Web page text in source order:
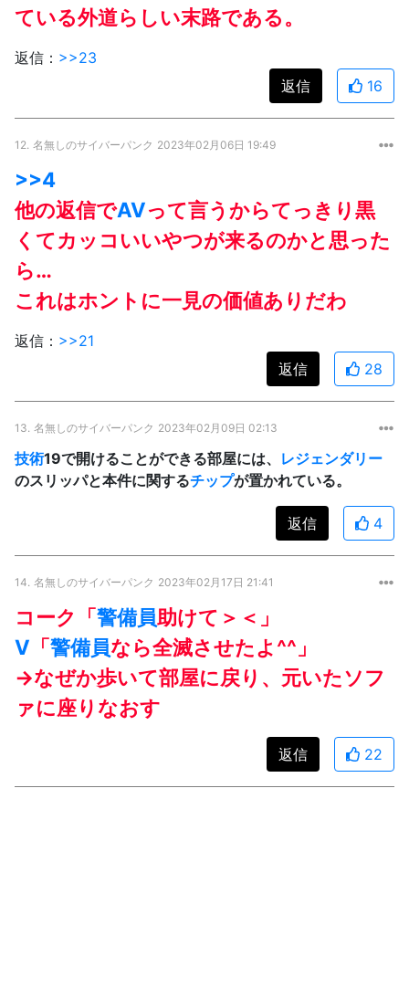
ている外道らしい末路である。
返信： >>23
返信
16
12. 名無しのサイバーパンク 2023年02月06日 19:49
>>4
他の返信でAVって言うからてっきり黒
くてカッコいいやつが来るのかと思った
ら…
これはホントに一見の価値ありだわ
返信： >>21
返信
28
13. 名無しのサイバーパンク 2023年02月09日 02:13
技術19で開けることができる部屋には、 レジェンダリー
のスリッパと本件に関するチップが置かれている。
返信 4
14. 名無しのサイバーパンク 2023年02月17日 21:41
コーク「警備員助けて＞＜」
V 「警備員なら全滅させたよ^^」
→なぜか歩いて部屋に戻り、元いたソフ
ァに座りなおす
返信 22